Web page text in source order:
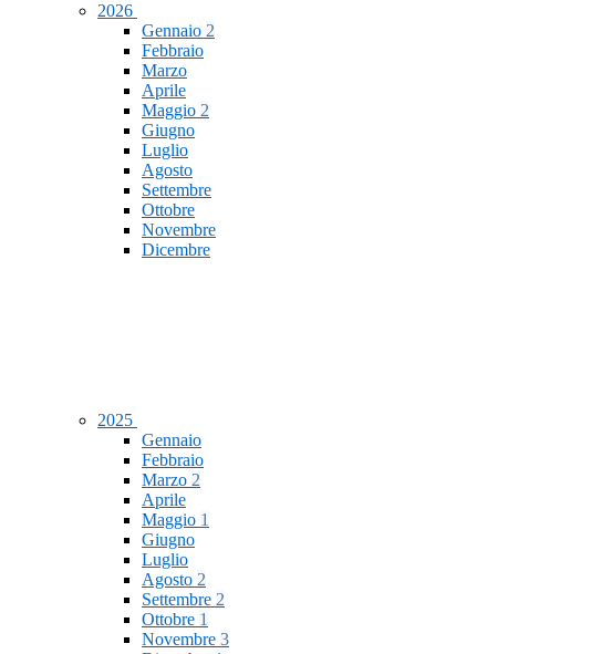
2026
Gennaio 2
Febbraio
Marzo
Aprile
Maggio 2
Giugno
Luglio
Agosto
Settembre
Ottobre
Novembre
Dicembre
2025
Gennaio
Febbraio
Marzo 2
Aprile
Maggio 1
Giugno
Luglio
Agosto 2
Settembre 2
Ottobre 1
Novembre 3